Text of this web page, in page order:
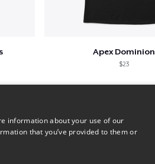
Apex Dominion
$23
information about your use of our
that you’ve provided to them or